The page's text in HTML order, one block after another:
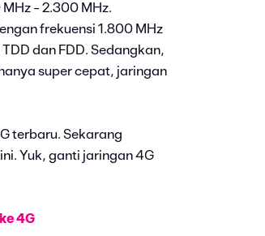
- 2.300 MHz.
frekuensi 1.800 MHz
dan FDD. Sedangkan,
super cepat, jaringan
terbaru. Sekarang
Yuk, ganti jaringan 4G
4G